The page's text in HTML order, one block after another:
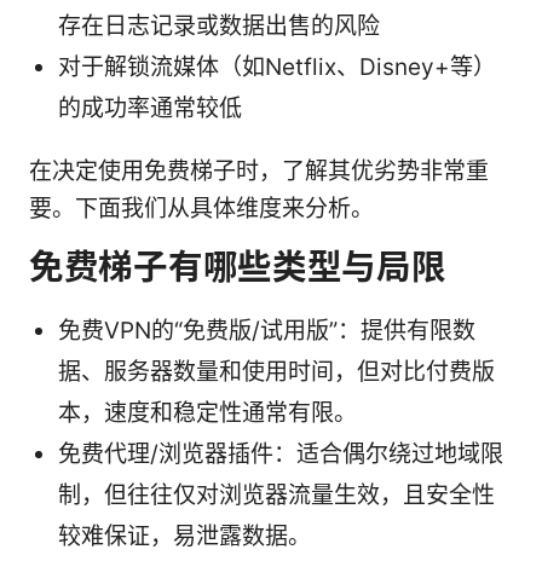
存在日志记录或数据出售的风险
对于解锁流媒体（如Netflix、Disney+等）
的成功率通常较低
在决定使用免费梯子时，了解其优劣势非常重
要。下面我们从具体维度来分析。
免费梯子有哪些类型与局限
免费VPN的“免费版/试用版”：提供有限数
据、服务器数量和使用时间，但对比付费版
本，速度和稳定性通常有限。
免费代理/浏览器插件：适合偶尔绕过地域限
制，但往往仅对浏览器流量生效，且安全性
较难保证，易泄露数据。